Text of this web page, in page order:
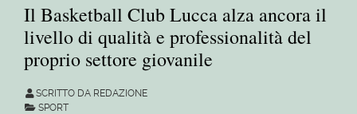
Il Basketball Club Lucca alza ancora il
livello di qualità e professionalità del
proprio settore giovanile
SCRITTO DA REDAZIONE
SPORT